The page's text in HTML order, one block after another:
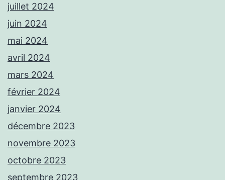
juillet 2024
juin 2024
mai 2024
avril 2024
mars 2024
février 2024
janvier 2024
décembre 2023
novembre 2023
octobre 2023
septembre 2023